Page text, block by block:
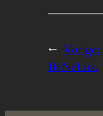
← Vorige:
BeNeLux.